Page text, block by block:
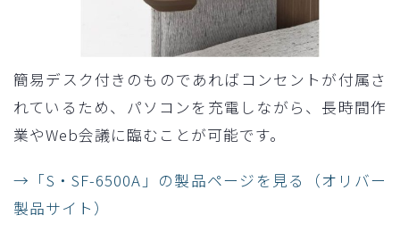
簡易デスク付きのものであればコンセントが付属さ
れているため、パソコンを充電しながら、長時間作
業やWeb会議に臨むことが可能です。
→「S・SF-6500A」の製品ページを見る（オリバー
製品サイト）